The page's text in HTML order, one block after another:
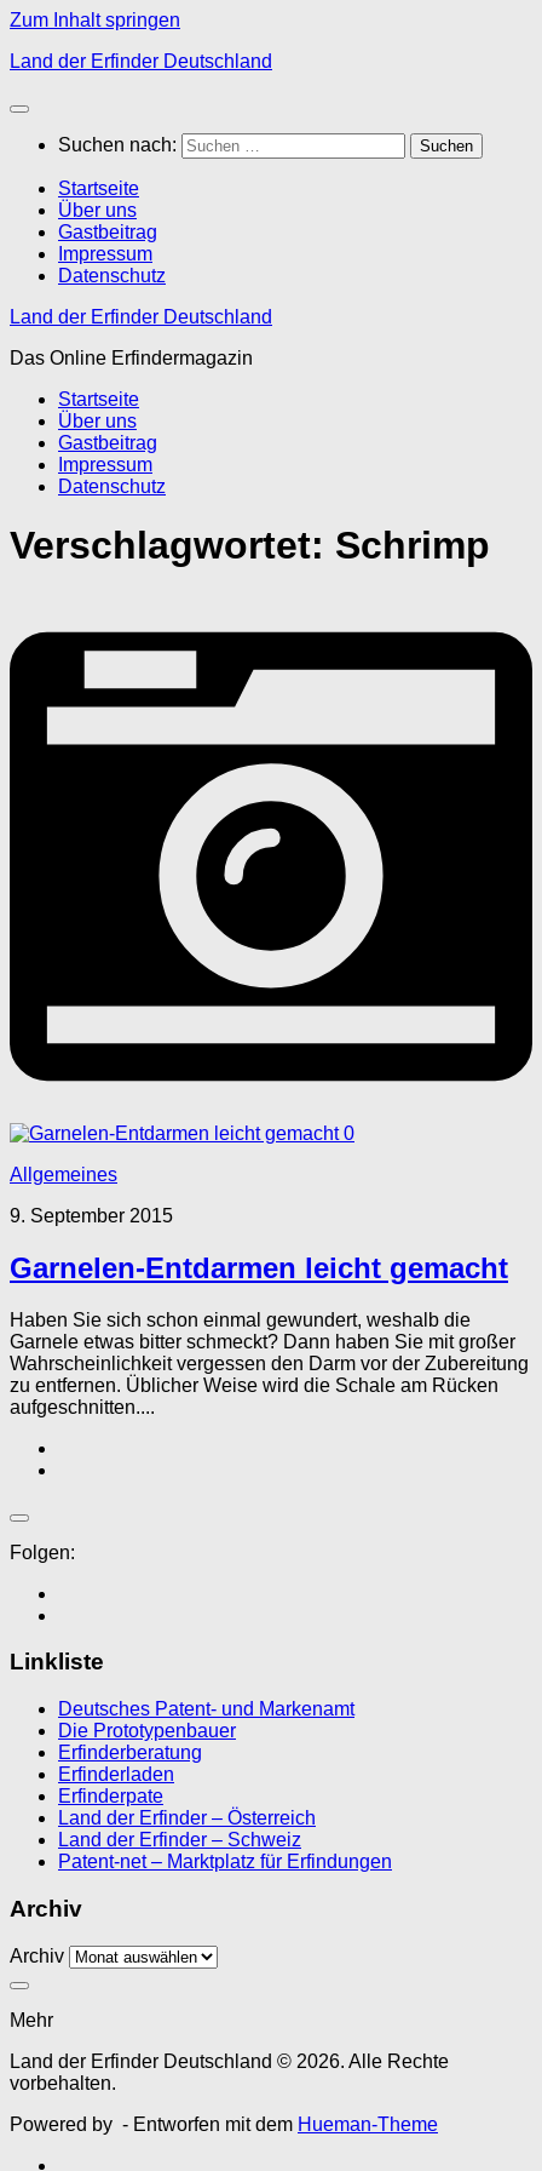
Zum Inhalt springen
Land der Erfinder Deutschland
Suchen nach:
Startseite
Über uns
Gastbeitrag
Impressum
Datenschutz
Land der Erfinder Deutschland
Das Online Erfindermagazin
Startseite
Über uns
Gastbeitrag
Impressum
Datenschutz
Verschlagwortet: Schrimp
0
Allgemeines
9. September 2015
Garnelen-Entdarmen leicht gemacht
Haben Sie sich schon einmal gewundert, weshalb die
Garnele etwas bitter schmeckt? Dann haben Sie mit großer
Wahrscheinlichkeit vergessen den Darm vor der Zubereitung
zu entfernen. Üblicher Weise wird die Schale am Rücken
aufgeschnitten....
Folgen:
Linkliste
Deutsches Patent- und Markenamt
Die Prototypenbauer
Erfinderberatung
Erfinderladen
Erfinderpate
Land der Erfinder – Österreich
Land der Erfinder – Schweiz
Patent-net – Marktplatz für Erfindungen
Archiv
Archiv
Mehr
Land der Erfinder Deutschland © 2026. Alle Rechte
vorbehalten.
Powered by - Entworfen mit dem Hueman-Theme